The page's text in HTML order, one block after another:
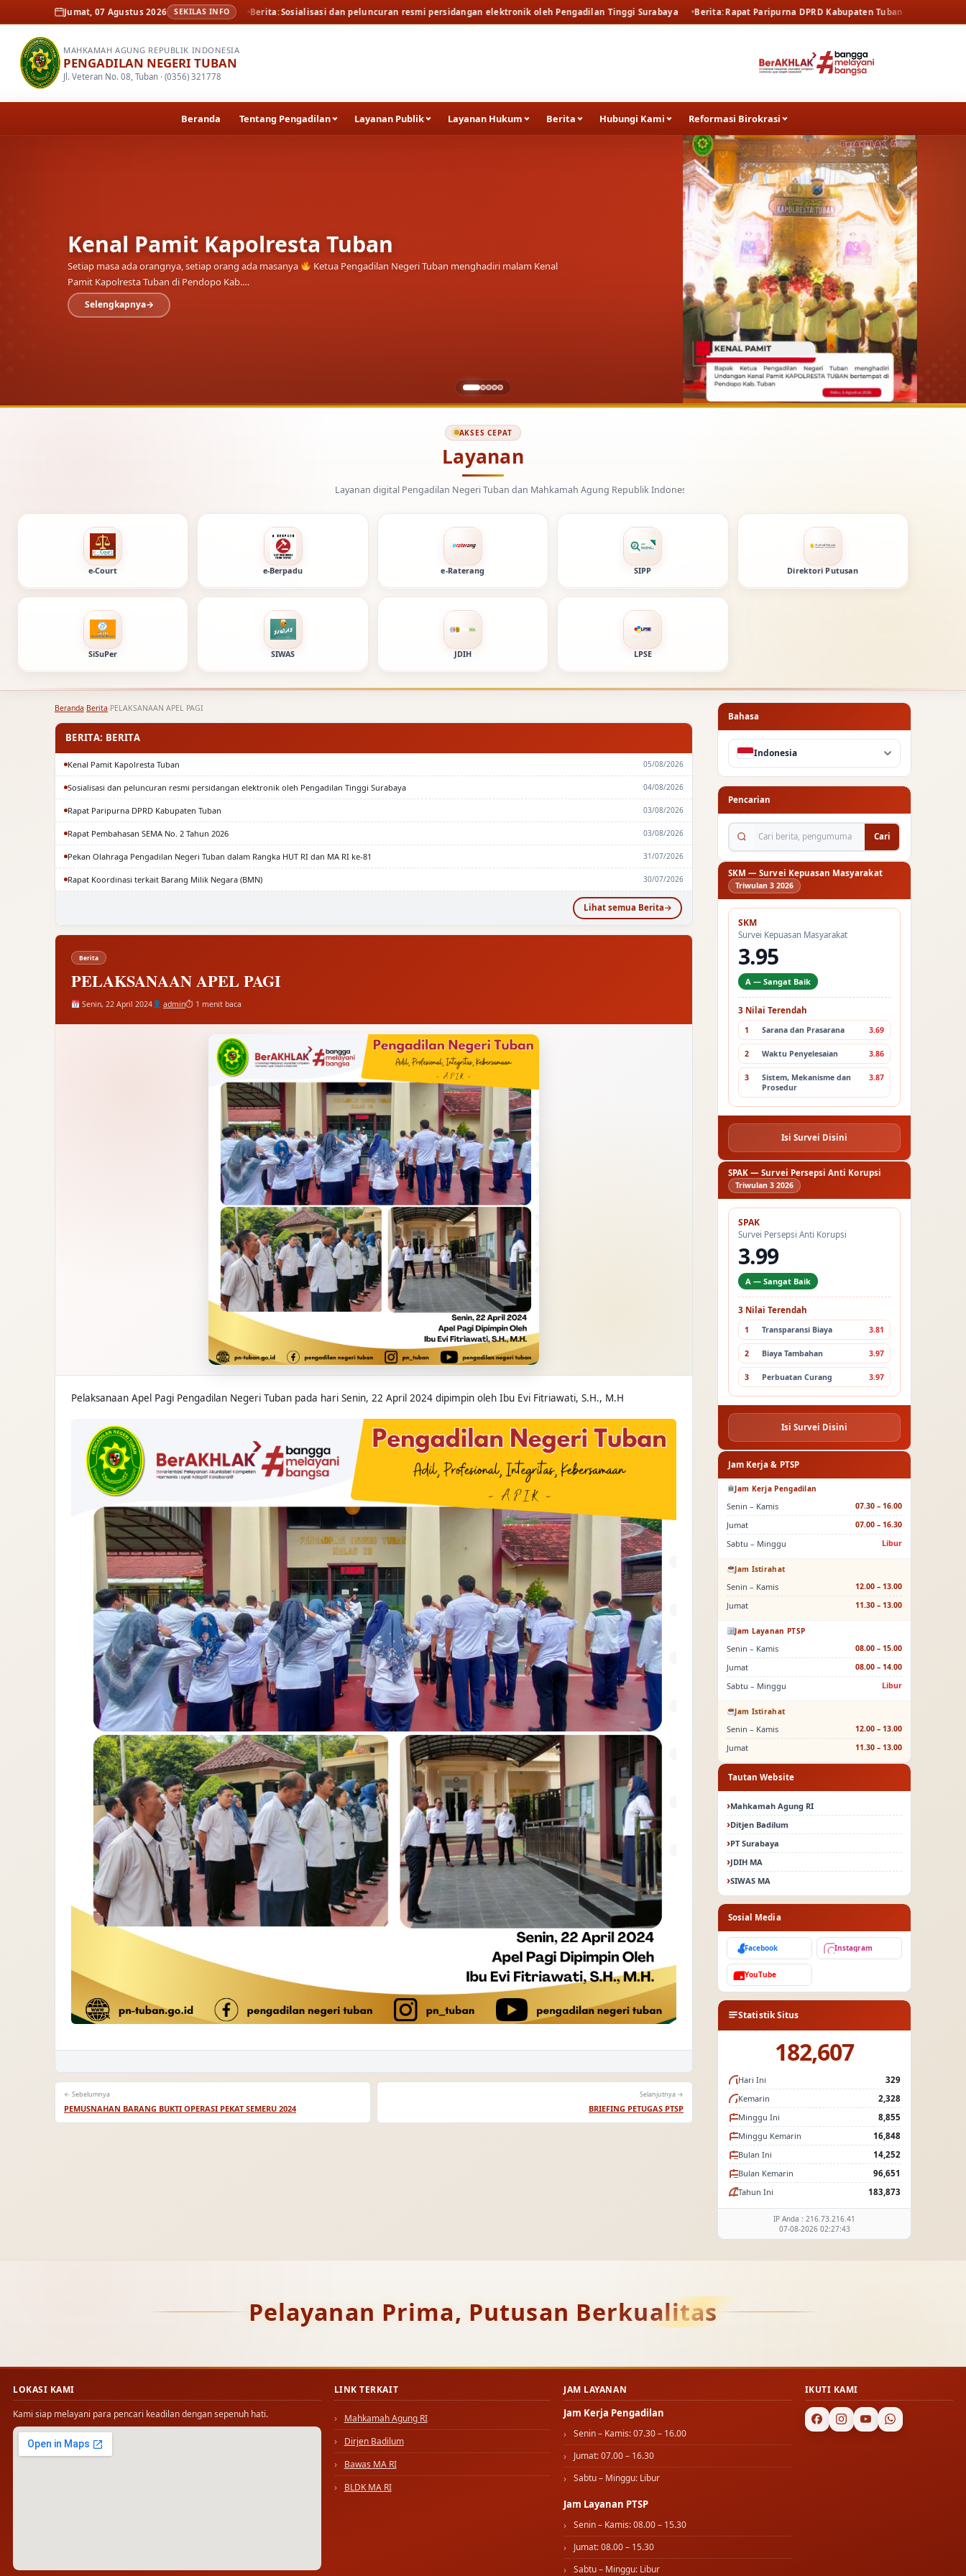
Jumat, 07 Agustus 2026 SEKILAS INFO
Kenal Pamit Kapolresta Tuban Berita Sosialisasi dan peluncuran resmi persidangan elektronik oleh Pengadilan Tinggi Surabaya Berita Rapat Paripurna DPRD Kabupaten Tuban Berita Rapat Pembahasan
MAHKAMAH AGUNG REPUBLIK INDONESIA
PENGADILAN NEGERI TUBAN
Jl. Veteran No. 08, Tuban · (0356) 321778
Beranda Tentang Pengadilan Layanan Publik Layanan Hukum Berita Hubungi Kami Reformasi Birokrasi
Sosialisasi dan peluncuran resmi persidangan
elektronik oleh Pengadilan Tinggi Surabaya
AKSES CEPAT
Layanan
Layanan digital Pengadilan Negeri Tuban dan Mahkamah Agung Republik Indonesia.
e-Court e-Berpadu e-Raterang SIPP Direktori Putusan
SiSuPer SIWAS JDIH LPSE
Beranda›Berita›PELAKSANAAN APEL PAGI
BERITA: BERITA
Kenal Pamit Kapolresta Tuban 05/08/2026
Sosialisasi dan peluncuran resmi persidangan elektronik oleh Pengadilan Tinggi Surabaya 04/08/2026
Rapat Paripurna DPRD Kabupaten Tuban 03/08/2026
Rapat Pembahasan SEMA No. 2 Tahun 2026 03/08/2026
Pekan Olahraga Pengadilan Negeri Tuban dalam Rangka HUT RI dan MA RI ke-81 31/07/2026
Rapat Koordinasi terkait Barang Milik Negara (BMN) 30/07/2026
Lihat semua Berita
Berita
PELAKSANAAN APEL PAGI
Senin, 22 April 2024 admin⏱ 1 menit baca
Pelaksanaan Apel Pagi Pengadilan Negeri Tuban pada hari Senin, 22 April 2024 dipimpin oleh Ibu Evi Fitriawati, S.H., M.H
← Sebelumnya
PEMUSNAHAN BARANG BUKTI OPERASI PEKAT SEMERU 2024
Selanjutnya →
BRIEFING PETUGAS PTSP
Bahasa
Indonesia
Pencarian
Cari berita, pengumuman...
Cari
SKM — Survei Kepuasan Masyarakat
Triwulan 3 2026
SKM
Survei Kepuasan Masyarakat
3.95
A — Sangat Baik
3 Nilai Terendah
1 Sarana dan Prasarana 3.69
2 Waktu Penyelesaian 3.86
3
Sistem, Mekanisme dan
Prosedur
3.87
Isi Survei Disini
SPAK — Survei Persepsi Anti Korupsi
Triwulan 3 2026
SPAK
Survei Persepsi Anti Korupsi
3.99
A — Sangat Baik
3 Nilai Terendah
1 Transparansi Biaya 3.81
2 Biaya Tambahan 3.97
3 Perbuatan Curang 3.97
Isi Survei Disini
Jam Kerja & PTSP
Jam Kerja Pengadilan
Senin – Kamis 07.30 – 16.00
Jumat 07.00 – 16.30
Sabtu – Minggu Libur
Jam Istirahat
Senin – Kamis 12.00 – 13.00
Jumat 11.30 – 13.00
Jam Layanan PTSP
Senin – Kamis 08.00 – 15.00
Jumat 08.00 – 14.00
Sabtu – Minggu Libur
Jam Istirahat
Senin – Kamis 12.00 – 13.00
Jumat 11.30 – 13.00
Tautan Website
Mahkamah Agung RI
Ditjen Badilum
PT Surabaya
JDIH MA
SIWAS MA
Sosial Media
Facebook Instagram
YouTube
Statistik Situs
182,607
Hari Ini
329
Kemarin
2,328
Minggu Ini
8,855
Minggu Kemarin
16,848
Bulan Ini
14,252
Bulan Kemarin
96,651
Tahun Ini
183,873
IP Anda : 216.73.216.41
07-08-2026 02:27:43
Pelayanan Prima, Putusan Berkualitas
LOKASI KAMI
Kami siap melayani para pencari keadilan dengan sepenuh hati.
LINK TERKAIT
Mahkamah Agung RI
Dirjen Badilum
Bawas MA RI
BLDK MA RI
JAM LAYANAN
Jam Kerja Pengadilan
Senin – Kamis: 07.30 – 16.00
Jumat: 07.00 – 16.30
Sabtu – Minggu: Libur
Jam Layanan PTSP
Senin – Kamis: 08.00 – 15.30
Jumat: 08.00 – 15.30
Sabtu – Minggu: Libur
IKUTI KAMI